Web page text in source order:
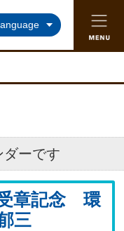
ムページ
ダーです
受章記念 環
三